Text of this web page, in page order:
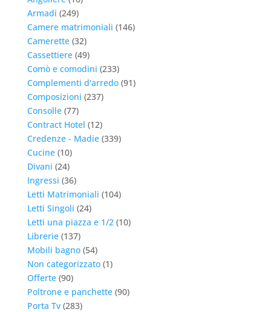
Armadi (249)
Camere matrimoniali (146)
Camerette (32)
Cassettiere (49)
Comò e comodini (233)
Complementi d'arredo (91)
Composizioni (237)
Consolle (77)
Contract Hotel (12)
Credenze - Madie (339)
Cucine (10)
Divani (24)
Ingressi (36)
Letti Matrimoniali (104)
Letti Singoli (24)
Letti una piazza e 1/2 (10)
Librerie (137)
Mobili bagno (54)
Non categorizzato (1)
Offerte (90)
Poltrone e panchette (90)
Porta Tv (283)